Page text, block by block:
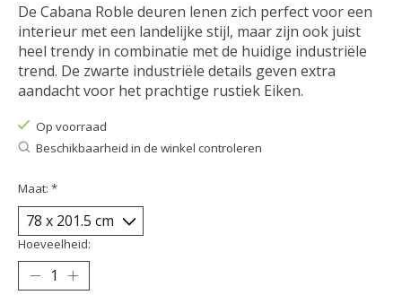
De Cabana Roble deuren lenen zich perfect voor een
interieur met een landelijke stijl, maar zijn ook juist
heel trendy in combinatie met de huidige industriële
trend. De zwarte industriële details geven extra
aandacht voor het prachtige rustiek Eiken.
Op voorraad
Beschikbaarheid in de winkel controleren
Maat: *
Hoeveelheid: